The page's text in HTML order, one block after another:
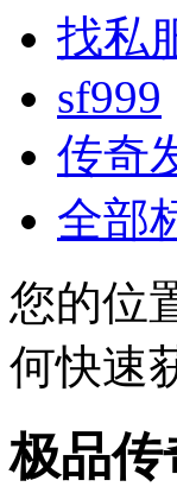
找私
sf999
传奇
全部
您的位
何快速
极品传